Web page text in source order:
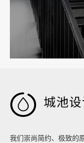
2026-08-02 17:58:44
工厂短视频拍摄后

我们崇尚简约、极致的